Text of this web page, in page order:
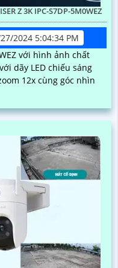
Z 3K IPC-S7DP-5M0WEZ
2024 5:04:34 PM
với hình ảnh chất
dãy LED chiếu sáng